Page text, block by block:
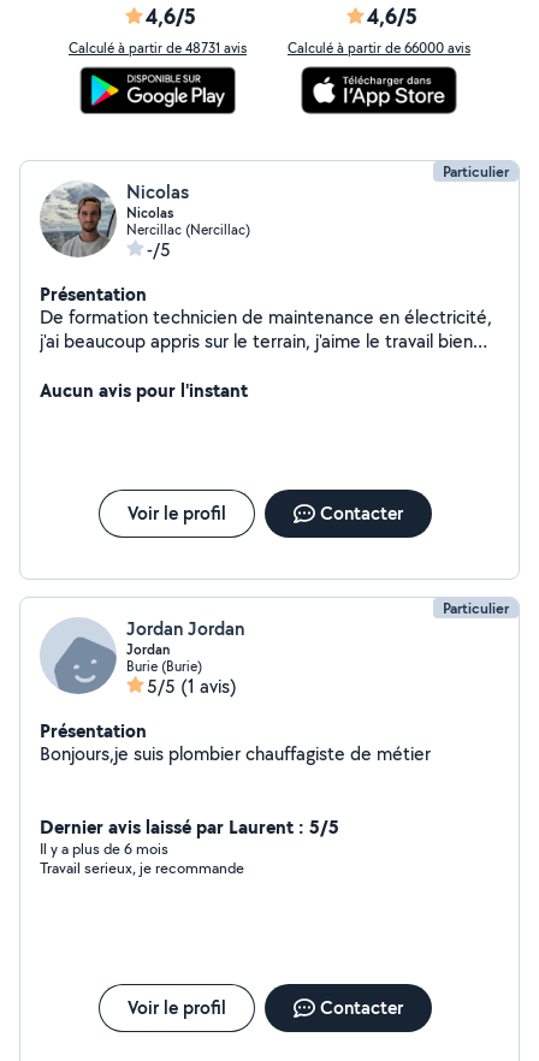
4,6/5
Calculé à partir de 48731 avis
4,6/5
Calculé à partir de 66000 avis
Particulier
Nicolas
Nicolas
Nercillac (Nercillac)
-/5
Présentation
De formation technicien de maintenance en électricité,
j'ai beaucoup appris sur le terrain, j'aime le travail bien
Aucun avis pour l'instant
Voir le profil Contacter
Particulier
Jordan Jordan
Jordan
Burie (Burie)
5/5 (1 avis)
Présentation
Bonjours,je suis plombier chauffagiste de métier
Dernier avis laissé par Laurent : 5/5
Il y a plus de 6 mois
Travail serieux, je recommande
Voir le profil Contacter